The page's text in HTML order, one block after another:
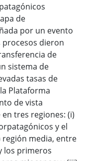
de
por un evento
procesos dieron
de
sistema de
tasas de
Plataforma
de vista
tres regiones: (i)
y el
media, entre
los primeros